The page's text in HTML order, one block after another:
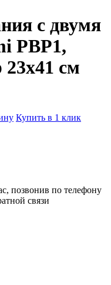
c двумя
PBP1,
23х41 см
Купить в 1 клик
позвонив по телефону
связи